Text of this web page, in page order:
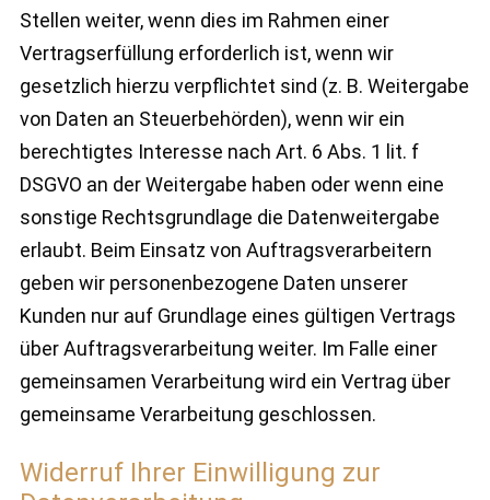
Stellen weiter, wenn dies im Rahmen einer
Vertragserfüllung erforderlich ist, wenn wir
gesetzlich hierzu verpflichtet sind (z. B. Weitergabe
von Daten an Steuerbehörden), wenn wir ein
berechtigtes Interesse nach Art. 6 Abs. 1 lit. f
DSGVO an der Weitergabe haben oder wenn eine
sonstige Rechtsgrundlage die Datenweitergabe
erlaubt. Beim Einsatz von Auftragsverarbeitern
geben wir personenbezogene Daten unserer
Kunden nur auf Grundlage eines gültigen Vertrags
über Auftragsverarbeitung weiter. Im Falle einer
gemeinsamen Verarbeitung wird ein Vertrag über
gemeinsame Verarbeitung geschlossen.
Widerruf Ihrer Einwilligung zur